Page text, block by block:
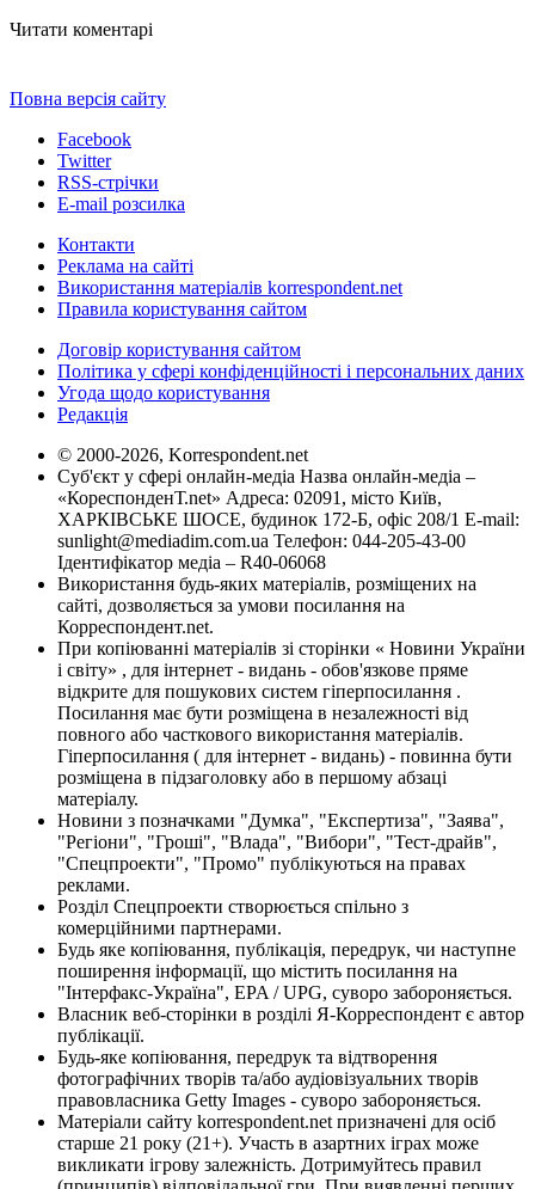
Читати коментарі
Повна версія сайту
Facebook
Twitter
RSS-стрічки
E-mail розсилка
Контакти
Реклама на сайті
Використання матеріалів korrespondent.net
Правила користування сайтом
Договір користування сайтом
Політика у сфері конфіденційності і персональних даних
Угода щодо користування
Редакція
© 2000-2026, Korrespondent.net
Суб'єкт у сфері онлайн-медіа Назва онлайн-медіа –
«КореспонденТ.net» Адреса: 02091, місто Київ,
ХАРКІВСЬКЕ ШОСЕ, будинок 172-Б, офіс 208/1 E-mail:
sunlight@mediadim.com.ua Телефон: 044-205-43-00
Ідентифікатор медіа – R40-06068
Використання будь-яких матеріалів, розміщених на
сайті, дозволяється за умови посилання на
Корреспондент.net.
При копіюванні матеріалів зі сторінки « Новини України
і світу» , для інтернет - видань - обов'язкове пряме
відкрите для пошукових систем гіперпосилання .
Посилання має бути розміщена в незалежності від
повного або часткового використання матеріалів.
Гіперпосилання ( для інтернет - видань) - повинна бути
розміщена в підзаголовку або в першому абзаці
матеріалу.
Новини з позначками "Думка", "Експертиза", "Заява",
"Регіони", "Гроші", "Влада", "Вибори", "Тест-драйв",
"Спецпроекти", "Промо" публікуються на правах
реклами.
Розділ Спецпроекти створюється спільно з
комерційними партнерами.
Будь яке копіювання, публікація, передрук, чи наступне
поширення інформації, що містить посилання на
"Інтерфакс-Україна", EPA / UPG, суворо забороняється.
Власник веб-сторінки в розділі Я-Корреспондент є автор
публікації.
Будь-яке копіювання, передрук та відтворення
фотографічних творів та/або аудіовізуальних творів
правовласника Getty Images - суворо забороняється.
Матеріали сайту korrespondent.net призначені для осіб
старше 21 року (21+). Участь в азартних іграх може
викликати ігрову залежність. Дотримуйтесь правил